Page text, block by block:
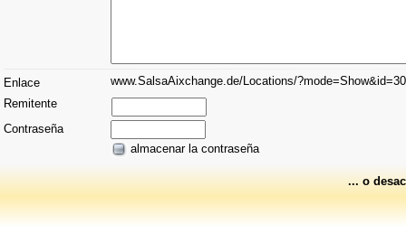
Enlace
www.SalsaAixchange.de/Locations/
Remitente
Contraseña
almacenar la contraseña
... o